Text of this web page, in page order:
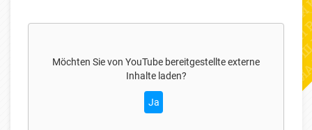
Möchten Sie von YouTube bereitgestellte externe
Inhalte laden?
Ja